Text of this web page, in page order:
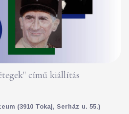
című kiállítás
(3910 Tokaj, Serház u. 55.)